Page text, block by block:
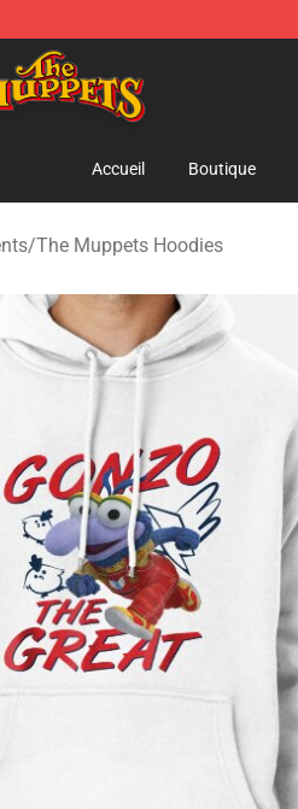
Muppets Merchandise Shop
Accueil Boutique
/The Muppets Hoodies